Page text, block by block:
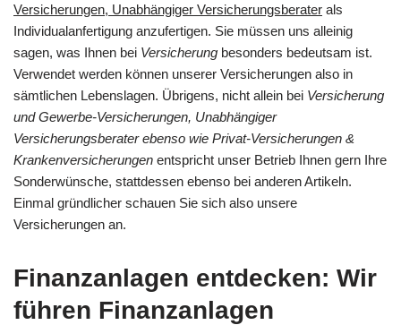
Versicherungen, Unabhängiger Versicherungsberater als
Individualanfertigung anzufertigen. Sie müssen uns alleinig
sagen, was Ihnen bei Versicherung besonders bedeutsam ist.
Verwendet werden können unserer Versicherungen also in
sämtlichen Lebenslagen. Übrigens, nicht allein bei Versicherung
und Gewerbe-Versicherungen, Unabhängiger
Versicherungsberater ebenso wie Privat-Versicherungen &
Krankenversicherungen entspricht unser Betrieb Ihnen gern Ihre
Sonderwünsche, stattdessen ebenso bei anderen Artikeln.
Einmal gründlicher schauen Sie sich also unsere
Versicherungen an.
Finanzanlagen entdecken: Wir
führen Finanzanlagen